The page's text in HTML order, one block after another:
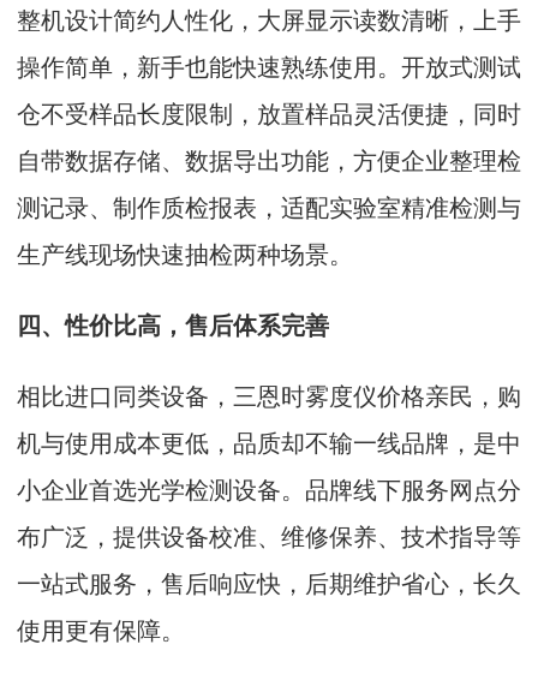
整机设计简约人性化，大屏显示读数清晰，上手
操作简单，新手也能快速熟练使用。开放式测试
仓不受样品长度限制，放置样品灵活便捷，同时
自带数据存储、数据导出功能，方便企业整理检
测记录、制作质检报表，适配实验室精准检测与
生产线现场快速抽检两种场景。
四、性价比高，售后体系完善
相比进口同类设备，三恩时雾度仪价格亲民，购
机与使用成本更低，品质却不输一线品牌，是中
小企业首选光学检测设备。品牌线下服务网点分
布广泛，提供设备校准、维修保养、技术指导等
一站式服务，售后响应快，后期维护省心，长久
使用更有保障。